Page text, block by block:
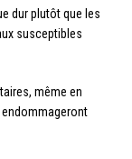
dur plutôt que les
susceptibles
même en